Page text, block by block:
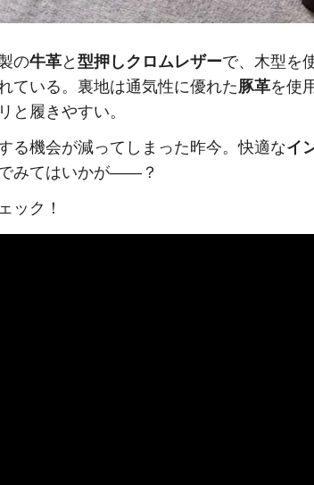
の牛革と 型押しクロムレザーで、木型を
ている。裏地は通気性に優れた豚革を使
と履きやすい。
る機会が減ってしまった昨今。快適なイ
みてはいかが——？
ック！